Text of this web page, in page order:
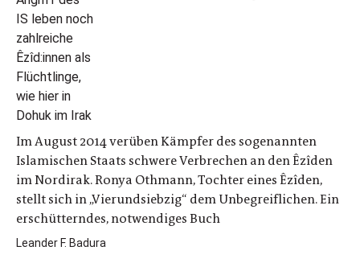
Im August 2014 verüben Kämpfer des sogenannten
Islamischen Staats schwere Verbrechen an den Êzîden
im Nordirak. Ronya Othmann, Tochter eines Êzîden,
stellt sich in „Vierundsiebzig“ dem Unbegreiflichen. Ein
erschütterndes, notwendiges Buch
Leander F. Badura